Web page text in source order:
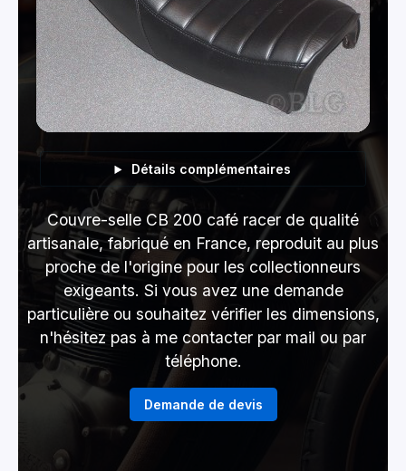
Détails complémentaires
Couvre-selle CB 200 café racer de qualité
artisanale, fabriqué en France, reproduit au plus
proche de l'origine pour les collectionneurs
exigeants. Si vous avez une demande
particulière ou souhaitez vérifier les dimensions,
n'hésitez pas à me contacter par mail ou par
téléphone.
Demande de devis